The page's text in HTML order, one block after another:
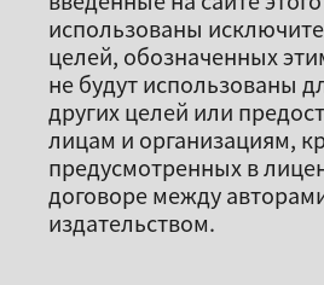
использованы
целей, обозначенных
не будут использованы
других целей или
лицам и организациям,
предусмотренных в
договоре между
издательством.